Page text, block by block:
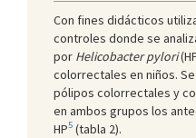
Con fines didácticos
controles donde se
por Helicobacter pylori
colorrectales en niños.
pólipos colorrectales y
en ambos grupos los
HP5 (tabla 2).